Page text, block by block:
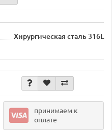
Хирургическая сталь 316L
принимаем к
оплате